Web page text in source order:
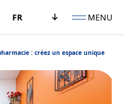
FR MENU
: créez un espace unique